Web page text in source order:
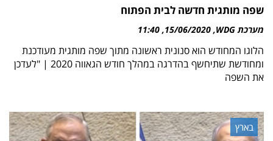
שפה מותגית חדשה לבית הפתוח
מערכת WDG 15/06/2020
11:40
הלוגו המחודש הוא סנונית ראשונה מתוך שפה מותגית מעודכנת
ומחודשת שתיחשף בהדרגה במהלך חודש הגאווה 2020 | "לעדכן
את השפה
בארץ